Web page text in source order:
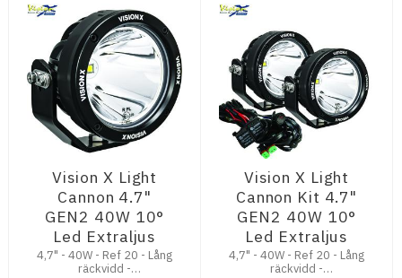
Vision X Light
Cannon 4.7"
GEN2 40W 10°
Led Extraljus
4,7" - 40W - Ref 20 - Lång
räckvidd -
Vision X Light
Cannon Kit 4.7"
GEN2 40W 10°
Led Extraljus
4,7" - 40W - Ref 20 - Lång
räckvidd -